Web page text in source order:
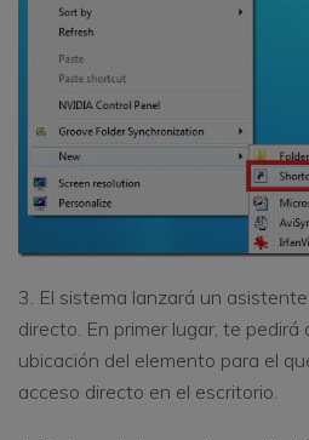
3. El sistema lanzará un
directo. En primer lugar, te pedirá
ubicación del elemento para el
acceso directo en el escritorio.